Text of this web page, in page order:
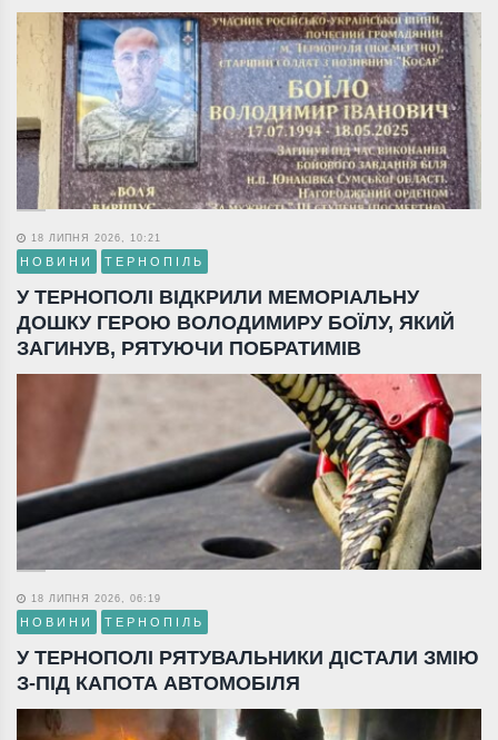
18 ЛИПНЯ 2026, 10:21
НОВИНИ ТЕРНОПІЛЬ
У ТЕРНОПОЛІ ВІДКРИЛИ МЕМОРІАЛЬНУ
ДОШКУ ГЕРОЮ ВОЛОДИМИРУ БОЇЛУ, ЯКИЙ
ЗАГИНУВ, РЯТУЮЧИ ПОБРАТИМІВ
18 ЛИПНЯ 2026, 06:19
НОВИНИ ТЕРНОПІЛЬ
У ТЕРНОПОЛІ РЯТУВАЛЬНИКИ ДІСТАЛИ ЗМІЮ
З-ПІД КАПОТА АВТОМОБІЛЯ